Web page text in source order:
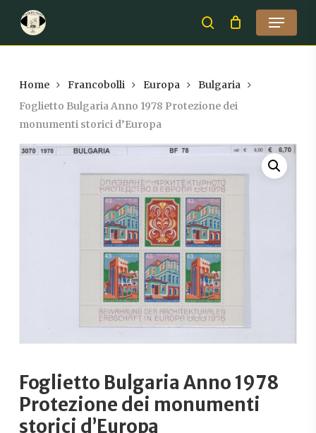
main
search
Menu
Home Francobolli Europa
Bulgaria
Foglietto Bulgaria Anno 1978 Protezione dei
monumenti storici d’Europa
Foglietto Bulgaria Anno 1978
Protezione dei monumenti
storici d’Europa
Close